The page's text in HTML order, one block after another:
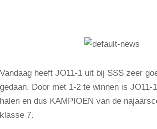
Vandaag heeft JO11-1 uit bij SSS zeer
gedaan. Door met 1-2 te winnen is JO11-
halen en dus KAMPIOEN van de
klasse 7.